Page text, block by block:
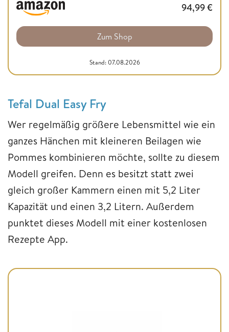
94,99€
Zum Shop
Stand: 07.08.2026
Tefal Dual Easy Fry
Wer regelmäßig größere Lebensmittel wie ein
ganzes Hänchen mit kleineren Beilagen wie
Pommes kombinieren möchte, sollte zu diesem
Modell greifen. Denn es besitzt statt zwei
gleich großer Kammern einen mit 5,2 Liter
Kapazität und einen 3,2 Litern. Außerdem
punktet dieses Modell mit einer kostenlosen
Rezepte App.